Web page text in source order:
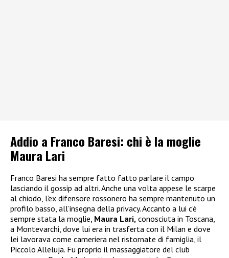
Addio a Franco Baresi: chi è la moglie
Maura Lari
Franco Baresi ha sempre fatto fatto parlare il campo
lasciando il gossip ad altri. Anche una volta appese le scarpe
al chiodo, l’ex difensore rossonero ha sempre mantenuto un
profilo basso, all’insegna della privacy. Accanto a lui c’è
sempre stata la moglie, Maura Lari, conosciuta in Toscana,
a Montevarchi, dove lui era in trasferta con il Milan e dove
lei lavorava come cameriera nel ristornate di famiglia, il
Piccolo Alleluja. Fu proprio il massaggiatore del club